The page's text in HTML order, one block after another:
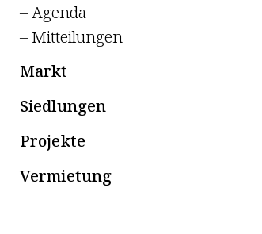
– Agenda
– Mitteilungen
Markt
Siedlungen
Projekte
Vermietung